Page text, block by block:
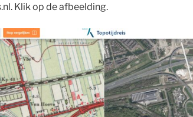
Klik op de afbeelding.